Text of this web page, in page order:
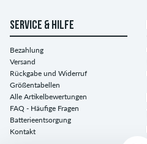
SERVICE & HILFE
Bezahlung
Versand
Rückgabe und Widerruf
Größentabellen
Alle Artikelbewertungen
FAQ - Häufige Fragen
Batterieentsorgung
Kontakt